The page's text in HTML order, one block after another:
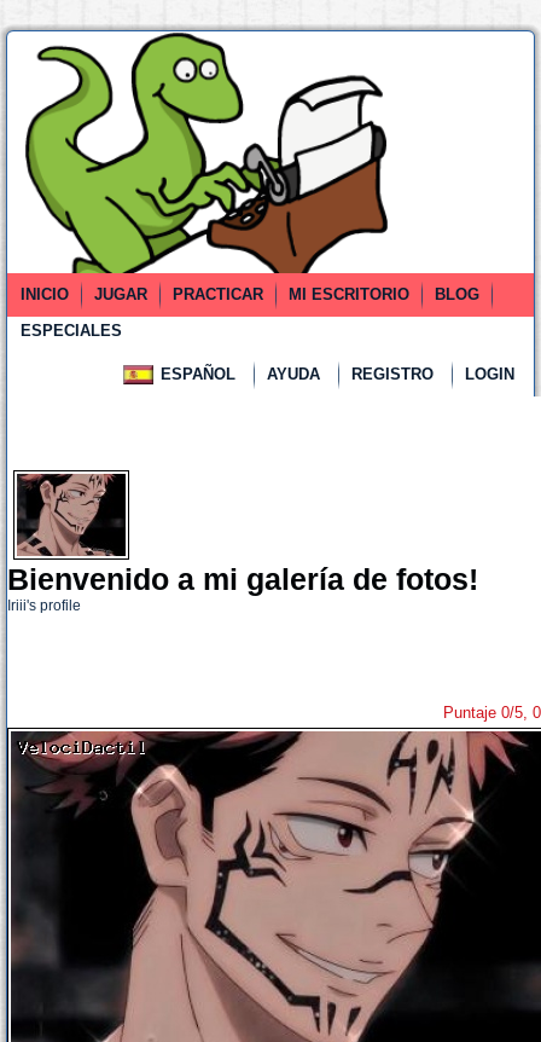
INICIO JUGAR PRACTICAR MI ESCRITORIO
BLOG
ESPECIALES
ESPAÑOL AYUDA REGISTRO LOGIN
Bienvenido a mi galería de fotos!
Iriii's profile
Puntaje 0/5,